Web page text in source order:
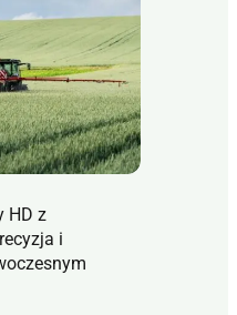
HD z
i